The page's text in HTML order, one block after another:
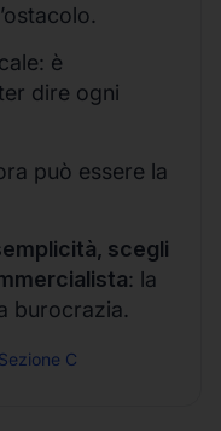
è
dire ogni
può essere la
scegli
: la
burocrazia.
C